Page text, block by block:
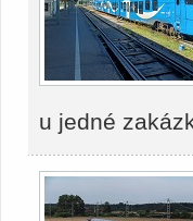
u jedné